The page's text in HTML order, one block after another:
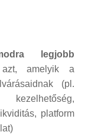
legjobb
amelyik a
(pl.
platform